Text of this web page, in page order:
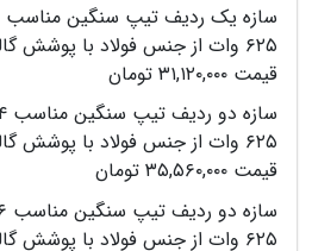
قیمت ۳۱,۱۲۰,۰۰۰ تومان
قیمت ۳۵,۵۶۰,۰۰۰ تومان